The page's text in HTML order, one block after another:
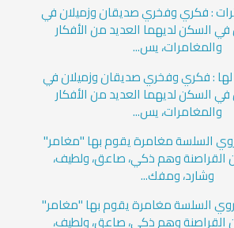
: فكري وفخري صديقان وزميلان في
السكن لديهما العديد من الأفكار
والمغامرات، يس...
لها : فكري وفخري صديقان وزميلان في
السكن لديهما العديد من الأفكار
والمغامرات، يس...
السلسة مغامرة يقوم بها "مغامر"
وهم ذكي، صاعق، ولطيف،
وشارد، ومفك...
السلسة مغامرة يقوم بها "مغامر"
وهم ذكي، صاعق، ولطيف،